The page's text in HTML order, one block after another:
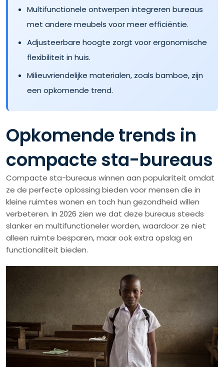
Multifunctionele ontwerpen integreren bureaus
met andere meubels voor meer efficiëntie.
Adjusteerbare hoogte zorgt voor ergonomische
flexibiliteit in huis.
Milieuvriendelijke materialen, zoals bamboe, zijn
een opkomende trend.
Opkomende trends in
compacte sta-bureaus
Compacte sta-bureaus winnen aan populariteit omdat
ze de perfecte oplossing bieden voor mensen die in
kleine ruimtes wonen en toch hun gezondheid willen
verbeteren. In 2026 zien we dat deze bureaus steeds
slanker en multifunctioneler worden, waardoor ze niet
alleen ruimte besparen, maar ook extra opslag en
functionaliteit bieden.